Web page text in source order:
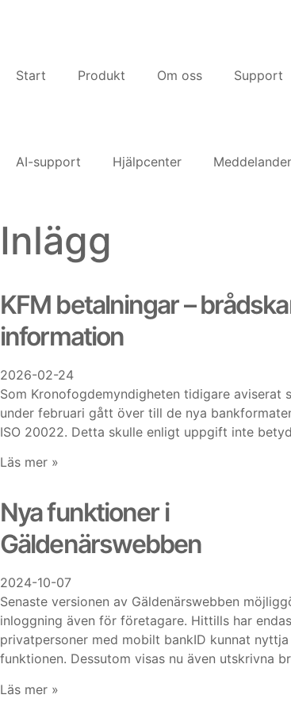
Start Produkt Om oss Support
AI-support Hjälpcenter
Inlägg
KFM betalningar –
information
2026-02-24
Som Kronofogdemyndigheten tidigare aviserat
under februari gått över till de nya
ISO 20022. Detta skulle enligt uppgift inte
Läs mer »
Nya funktioner i
Gäldenärswebben
2024-10-07
Senaste versionen av Gäldenärswebben
inloggning även för företagare. Hittills har
privatpersoner med mobilt bankID kunnat nyttja
funktionen. Dessutom visas nu även utskrivna
Läs mer »